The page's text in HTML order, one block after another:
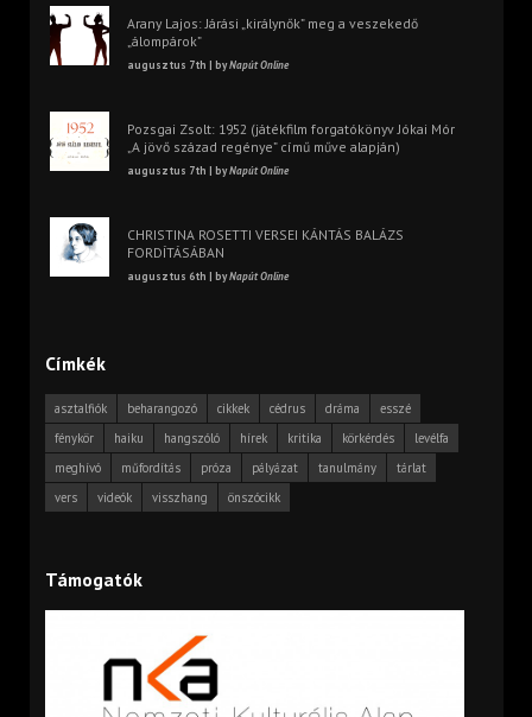
Arany Lajos: Járási „királynők” meg a veszekedő
„álompárok”
augusztus 7th | byNapút Online
Pozsgai Zsolt: 1952 (játékfilm forgatókönyv Jókai Mór
„A jövő század regénye” című műve alapján)
augusztus 7th | byNapút Online
CHRISTINA ROSETTI VERSEI KÁNTÁS BALÁZS
FORDÍTÁSÁBAN
augusztus 6th | byNapút Online
Címkék
asztalfiók beharangozó cikkek cédrus dráma
esszé
fénykör
haiku hangszóló hírek kritika körkérdés
levélfa
meghívó
műfordítás próza pályázat tanulmány
tárlat
vers
videók visszhang önszócikk
Támogatók